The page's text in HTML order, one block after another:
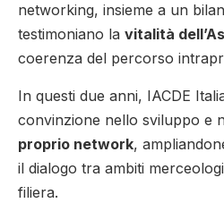
networking, insieme a un
testimoniano la vitalità
coerenza del percorso
In questi due anni, IACDE
convinzione nello sviluppo e
proprio network,
il dialogo tra ambiti
filiera.